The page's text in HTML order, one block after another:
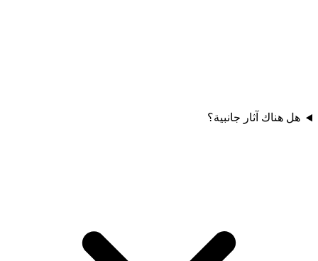
هل هناك آثار جانبية؟